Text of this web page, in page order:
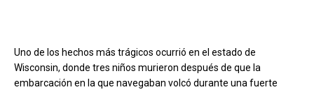
Uno de los hechos más trágicos ocurrió en el estado de
Wisconsin, donde tres niños murieron después de que la
embarcación en la que navegaban volcó durante una fuerte